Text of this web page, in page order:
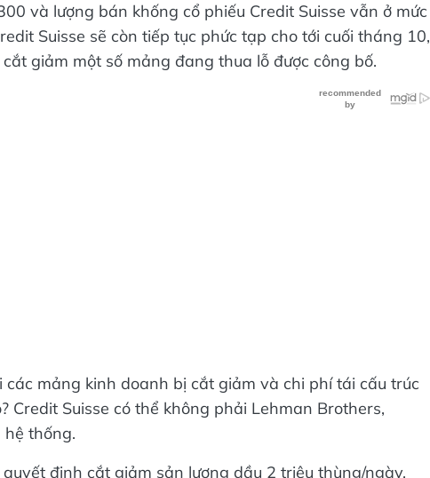
và lượng bán khống cổ phiếu Credit Suisse vẫn ở mức
Suisse sẽ còn tiếp tục phức tạp cho tới cuối tháng 10,
giảm một số mảng đang thua lỗ được công bố.
mảng kinh doanh bị cắt giảm và chi phí tái cấu trúc
Credit Suisse có thể không phải Lehman Brothers,
thống.
định cắt giảm sản lượng dầu 2 triệu thùng/ngày.